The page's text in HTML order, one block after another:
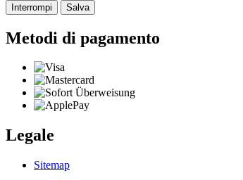
Interrompi Salva
Metodi di pagamento
Legale
Sitemap